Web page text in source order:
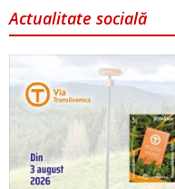
Actualitate socială